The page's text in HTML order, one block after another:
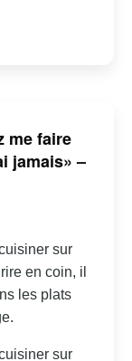
me faire
jamais» –
sur
en coin, il
les plats
sur